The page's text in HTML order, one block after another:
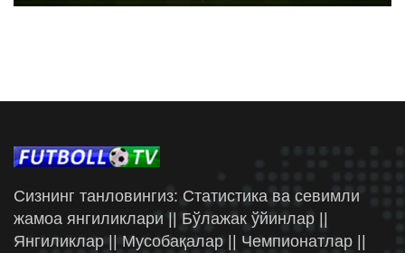
Сизнинг танловингиз: Статистика ва севимли
жамоа янгиликлари || Бўлажак ўйинлар ||
Янгиликлар || Мусобақалар || Чемпионатлар ||